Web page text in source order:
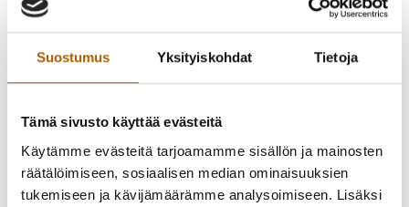
Suostumus Yksityiskohdat Tietoja
Tämä sivusto käyttää evästeitä
Käytämme evästeitä tarjoamamme sisällön ja mainosten
räätälöimiseen, sosiaalisen median ominaisuuksien
tukemiseen ja kävijämäärämme analysoimiseen. Lisäksi